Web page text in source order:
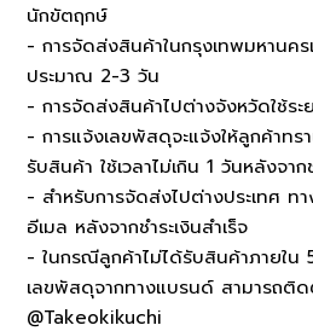
นักขัตฤกษ์
- การจัดส่งสินค้าในกรุงเทพมหานคร
ประมาณ 2-3 วัน
- การจัดส่งสินค้าไปต่างจังหวัดใช้ระ
- การแจ้งเลขพัสดุจะแจ้งให้ลูกค้าท
รับสินค้า ใช้เวลาไม่เกิน 1 วันหลังจาก
- สำหรับการจัดส่งไปต่างประเทศ ท
อีเมล หลังจากชำระเงินสำเร็จ
- ในกรณีลูกค้าไม่ได้รับสินค้าภายใน
เลขพัสดุจากทางแบรนด์ สามารถติ
@Takeokikuchi